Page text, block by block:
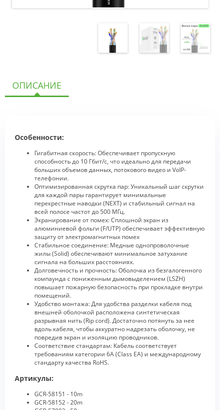
ОПИСАНИЕ
Особенности:
Гигабитная скорость: Обеспечивает пропускную
способность до 10 Гбит/с, что идеально для передачи
больших объемов данных, потокового видео и VoIP-
телефонии.
Оптимизированная скрутка пар: Уникальный шаг скрутки
для каждой пары гарантирует минимальные
перекрестные наводки (NEXT) и стабильный сигнал на
всей полосе частот до 500 МГц.
Экранирование от помех: Сплошной экран из
алюминиевой фольги (F/UTP) обеспечивает эффективную
защиту от электромагнитных помех
Стабильное соединение: Медные однопроволочные
жилы (Solid) обеспечивают минимальное затухание
сигнала на больших расстояниях.
Долговечность и прочность: Оболочка из безгалогенного
компаунда с пониженным дымовыделением (LSZH)
повышает пожарную безопасность при прокладке внутри
помещений.
Удобство монтажа: Для удобства разделки кабеля под
внешней оболочкой расположена синтетическая
разрывная нить (Rip cord). Достаточно потянуть за нее
вдоль кабеля, чтобы аккуратно надрезать оболочку, не
повредив экран и изоляцию проводников.
Соответствие стандартам: Кабель соответствует
требованиям категории 6A (Class EA) и международному
стандарту качества RoHS.
Артикулы:
GCR-58151 - 10m
GCR-58152 - 20m